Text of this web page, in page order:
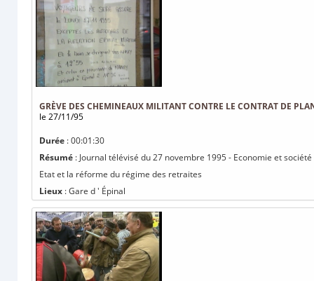
GRÈVE DES CHEMINEAUX MILITANT CONTRE LE CONTRAT DE
le 27/11/95
Durée : 00:01:30
Résumé : Journal télévisé du 27 novembre 1995 - Economie et
Etat et la réforme du régime des retraites
Lieux : Gare d ' Épinal